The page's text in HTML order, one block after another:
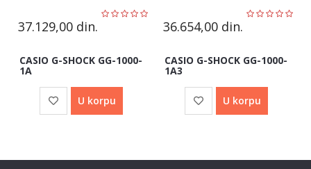
37.129,00 din.
CASIO G-SHOCK GG-1000-
1A
U korpu
36.654,00 din.
CASIO G-SHOCK GG-1000-
1A3
U korpu